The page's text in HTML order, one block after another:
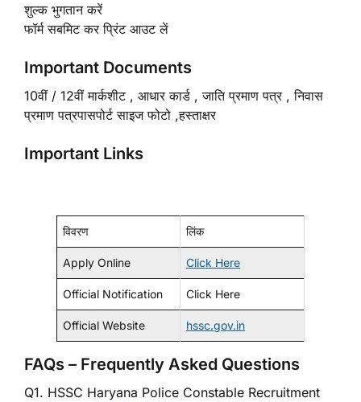
शुल्क भुगतान करें
फॉर्म सबमिट कर प्रिंट आउट लें
Important Documents
10वीं / 12वीं मार्कशीट , आधार कार्ड , जाति प्रमाण पत्र , निवास
प्रमाण पत्रपासपोर्ट साइज फोटो ,हस्ताक्षर
Important Links
विवरण लिंक
Apply Online Click Here
Official Notification Click Here
Official Website hssc.gov.in
FAQs – Frequently Asked Questions
Q1. HSSC Haryana Police Constable Recruitment